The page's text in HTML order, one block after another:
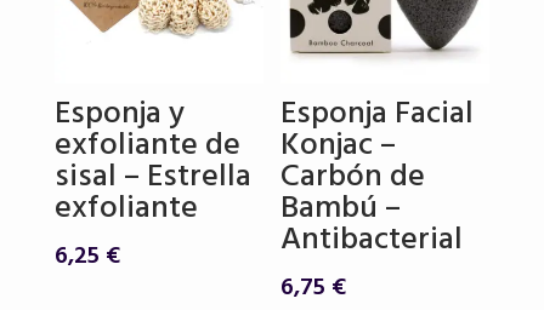
Esponja y
exfoliante de
sisal – Estrella
exfoliante
6,25 €
Esponja Facial
Konjac –
Carbón de
Bambú –
Antibacterial
6,75 €